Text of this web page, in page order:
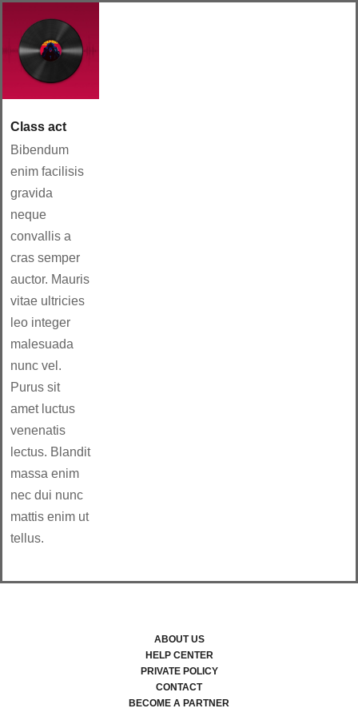
Class act
Bibendum
enim facilisis
gravida
neque
convallis a
cras semper
auctor. Mauris
vitae ultricies
leo integer
malesuada
nunc vel.
Purus sit
amet luctus
venenatis
lectus. Blandit
massa enim
nec dui nunc
mattis enim ut
tellus.
ABOUT US
HELP CENTER
PRIVATE POLICY
CONTACT
BECOME A PARTNER